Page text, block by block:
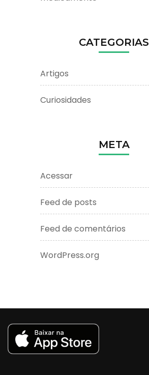
CATEGORIAS
Artigos
Curiosidades
META
Acessar
Feed de posts
Feed de comentários
WordPress.org